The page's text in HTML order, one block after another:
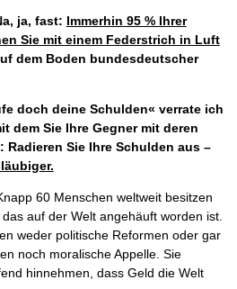
ja, fast: Immerhin 95 % Ihrer
Sie mit einem Federstrich in Luft
dem Boden bundesdeutscher
doch deine Schulden« verrate ich
dem Sie Ihre Gegner mit deren
Radieren Sie Ihre Schulden aus –
60 Menschen weltweit besitzen
auf der Welt angehäuft worden ist.
weder politische Reformen oder gar
noch moralische Appelle. Sie
hinnehmen, dass Geld die Welt